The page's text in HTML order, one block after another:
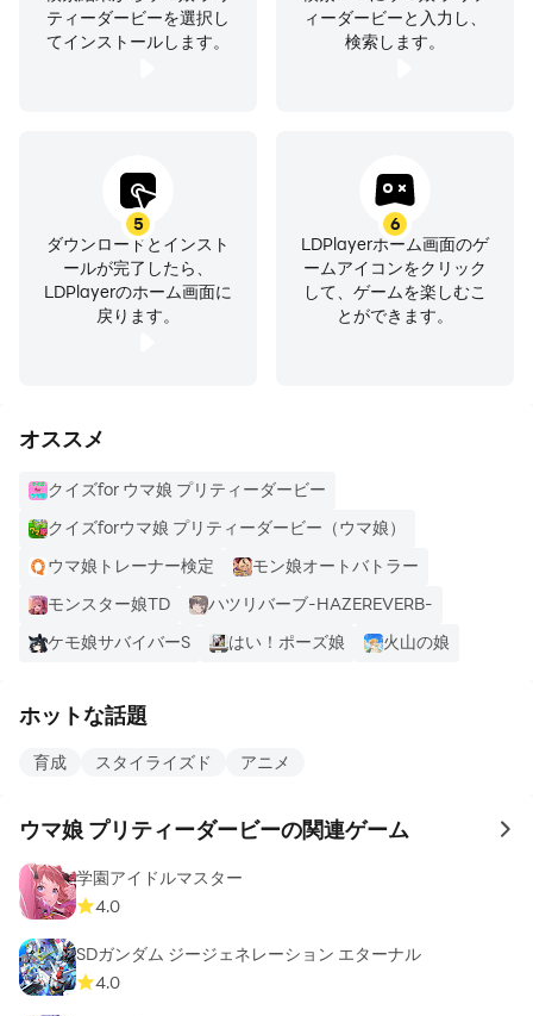
ィーダービーと入力し、
検索します。
ティーダービーを選択し
てインストールします。
5
ダウンロードとインスト
ールが完了したら、
LDPlayerのホーム画面に
戻ります。
6
LDPlayerホーム画面のゲ
ームアイコンをクリック
して、ゲームを楽しむこ
とができます。
オススメ
クイズfor ウマ娘 プリティーダービー
クイズforウマ娘 プリティーダービー（ウマ娘）
ウマ娘トレーナー検定
モン娘オートバトラー
モンスター娘TD
ハツリバーブ-HAZEREVERB-
ケモ娘サバイバーS
はい！ポーズ娘 火山の娘
ホットな話題
育成 スタイライズド アニメ
ウマ娘 プリティーダービーの関連ゲーム to
学園アイドルマスター
4.0
SDガンダム ジージェネレーション エターナル
4.0